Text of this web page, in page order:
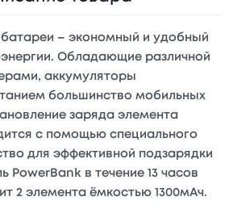
– экономный и удобный
Обладающие различной
аккумуляторы
большинство мобильных
заряда элемента
с помощью специального
для эффективной подзарядки
PowerBank в течение 13 часов
2 элемента ёмкостью 1300мАч.